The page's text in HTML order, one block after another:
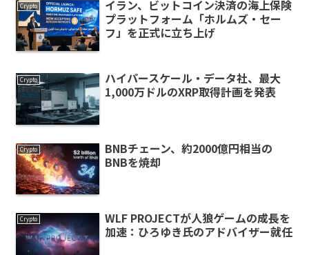
Crypto
イラン、ビットコイン決済の海上保険
プラットフォーム「ホルムズ・セー
フ」を正式に立ち上げ
Crypto
ハイパースケール・データ社、最大
1,000万ドルのXRP取得計画を発表
Crypto
BNBチェーン、約2000億円相当の
BNBを焼却
Crypto
WLF PROJECTが人狼ゲームの成長を
加速：ひろゆき氏のアドバイザー就任